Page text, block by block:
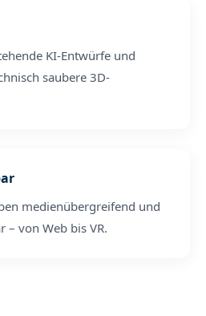
KI-Entwürfe und
saubere 3D-
medienübergreifend und
– von Web bis VR.